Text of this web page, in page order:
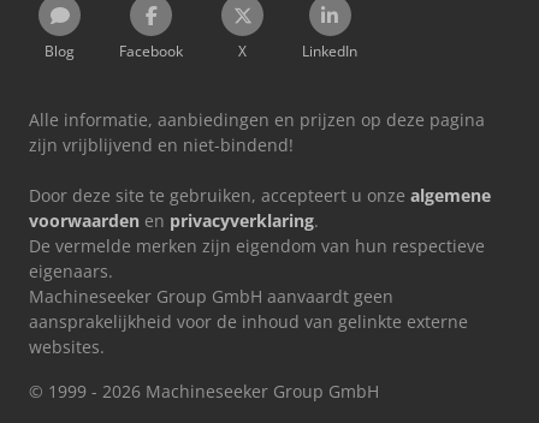
Blog Facebook X LinkedIn
Alle informatie, aanbiedingen en prijzen op deze pagina
zijn vrijblijvend en niet-bindend!
Door deze site te gebruiken, accepteert u onze algemene
voorwaarden en privacyverklaring.
De vermelde merken zijn eigendom van hun respectieve
eigenaars.
Machineseeker Group GmbH aanvaardt geen
aansprakelijkheid voor de inhoud van gelinkte externe
websites.
© 1999 - 2026 Machineseeker Group GmbH